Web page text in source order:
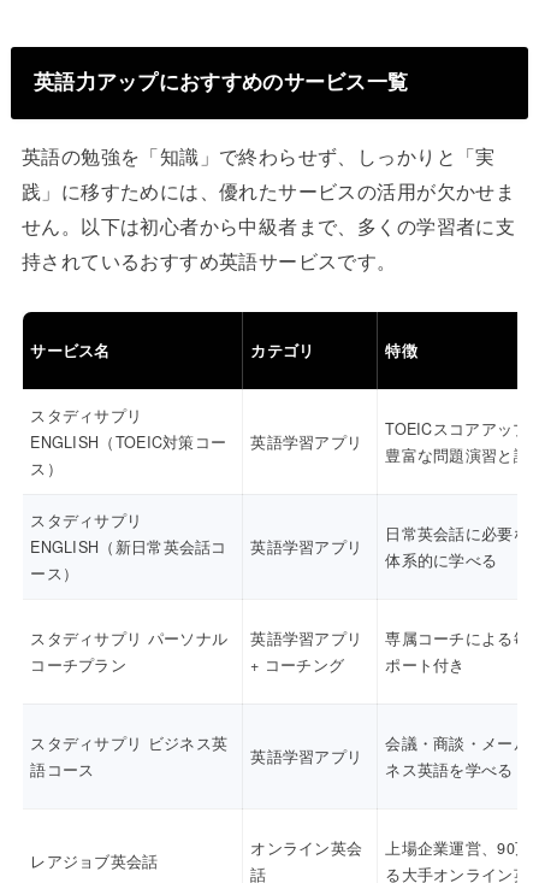
英語力アップにおすすめのサービス一覧
英語の勉強を「知識」で終わらせず、しっかりと「実
践」に移すためには、優れたサービスの活用が欠かせま
せん。以下は初心者から中級者まで、多くの学習者に支
持されているおすすめ英語サービスです。
サービス名 カテゴリ 特徴
スタディサプリ
ENGLISH（TOEIC対策コー
ス）
英語学習アプリ
TOEICスコアアップ
豊富な問題演習と講
スタディサプリ
ENGLISH（新日常英会話コ
ース）
英語学習アプリ
日常英会話に必要な
体系的に学べる
スタディサプリ パーソナル
コーチプラン
英語学習アプリ
+ コーチング
専属コーチによる毎
ポート付き
スタディサプリ ビジネス英
語コース
英語学習アプリ
会議・商談・メール
ネス英語を学べる
レアジョブ英会話
オンライン英会
話
上場企業運営、90万
る大手オンライン英